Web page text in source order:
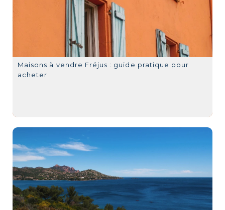
Maisons à vendre Fréjus : guide pratique pour
acheter